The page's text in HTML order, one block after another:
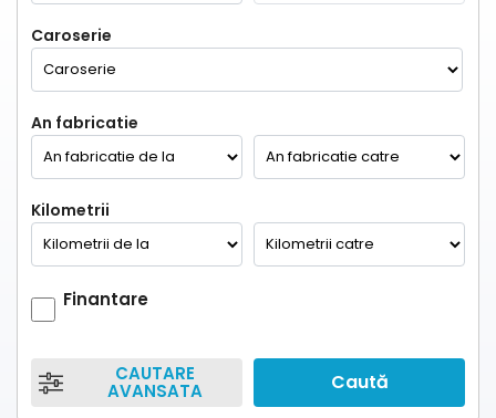
Caroserie
An fabricatie
Kilometrii
Finantare
CAUTARE
AVANSATA Caută